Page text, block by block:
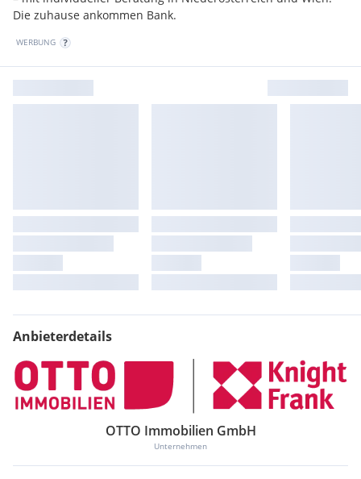
Die zuhause ankommen Bank.
WERBUNG
Anbieterdetails
OTTO Immobilien GmbH
Unternehmen